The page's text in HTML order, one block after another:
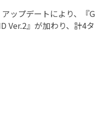
ップデートにより、『G
Ver.2』が加わり、計4タ